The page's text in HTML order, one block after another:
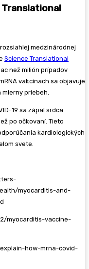
Translational
medzinárodnej
Science Translational
než milión prípadov
vakcínach sa objavuje
mierny priebeh.
19 sa zápal srdca
po očkovaní. Tieto
kardiologických
svete.
myocarditis-and-
myocarditis-vaccine-
how-mrna-covid-